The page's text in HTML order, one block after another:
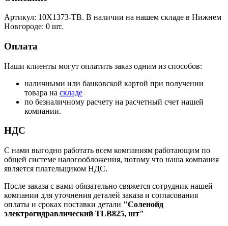
Артикул: 10Х1373-ТВ. В наличии на нашем складе в Нижнем
Новгороде: 0 шт.
Оплата
Наши клиенты могут оплатить заказ одним из способов:
наличными или банковской картой при получении
товара на складе
по безналичному расчету на расчетный счет нашей
компании.
НДС
С нами выгодно работать всем компаниям работающим по
общей системе налогообложения, потому что наша компания
является плательщиком НДС.
После заказа с вами обязательно свяжется сотрудник нашей
компании для уточнения деталей заказа и согласования
оплаты и сроках поставки детали "Соленойд
электрогидравлический TLB825, шт"